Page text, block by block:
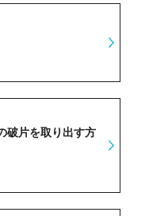
破片を取り出す方